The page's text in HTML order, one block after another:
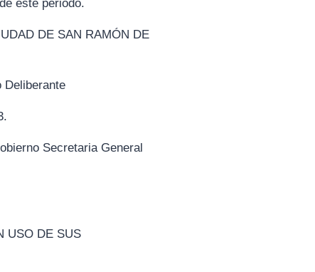
este periodo.
DE SAN RAMÓN DE
Deliberante
Secretaria General
USO DE SUS